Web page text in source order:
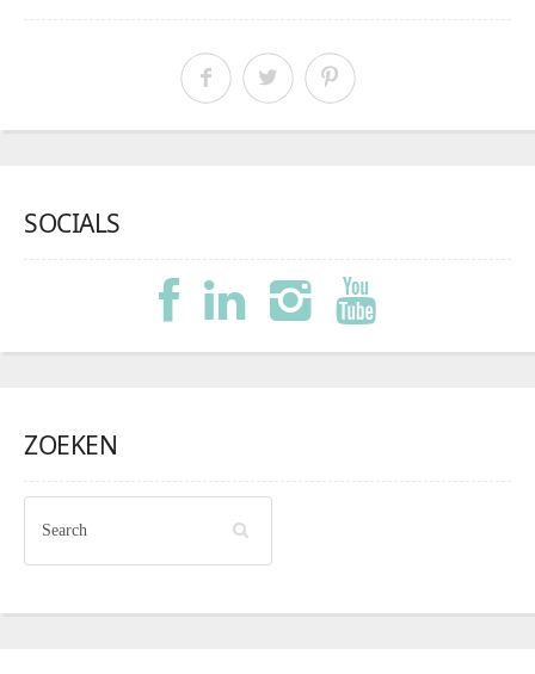
SOCIALS
ZOEKEN